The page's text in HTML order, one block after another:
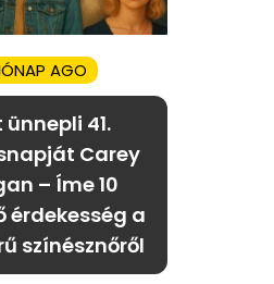
AGO
ünnepli 41.
Carey
– Íme 10
érdekesség a
színésznőről